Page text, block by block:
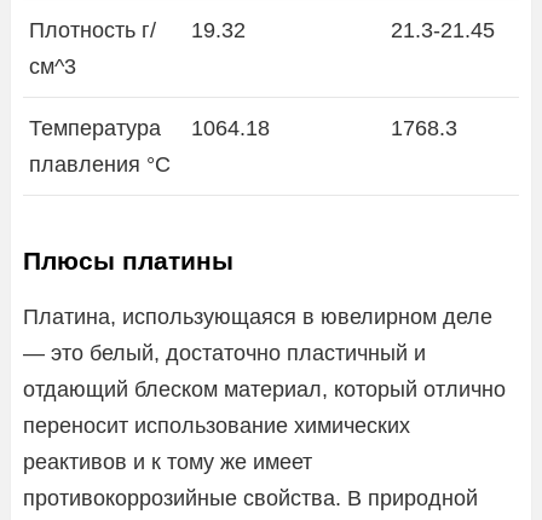
Плотность г/
см^3
19.32 21.3-21.45
Температура
плавления °C
1064.18 1768.3
Плюсы платины
Платина, использующаяся в ювелирном деле
— это белый, достаточно пластичный и
отдающий блеском материал, который отлично
переносит использование химических
реактивов и к тому же имеет
противокоррозийные свойства. В природной